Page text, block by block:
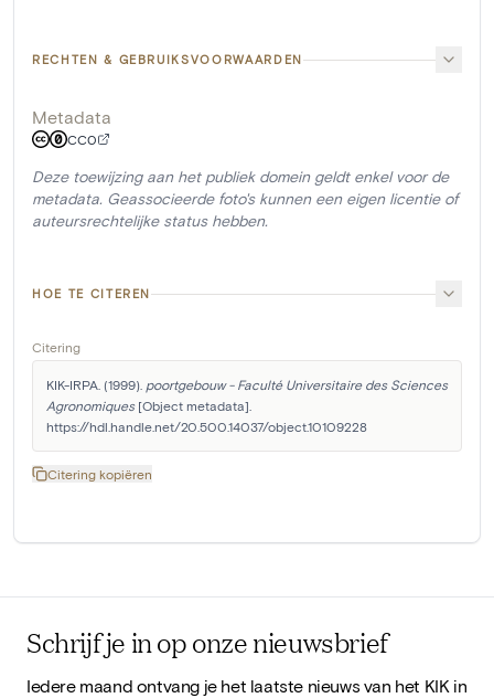
RECHTEN & GEBRUIKSVOORWAARDEN
Metadata
CC0
Deze toewijzing aan het publiek domein geldt enkel voor de
metadata. Geassocieerde foto's kunnen een eigen licentie of
auteursrechtelijke status hebben.
HOE TE CITEREN
Citering
KIK-IRPA. (1999). poortgebouw - Faculté Universitaire des Sciences
Agronomiques [Object metadata].
https://hdl.handle.net/20.500.14037/object.10109228
Citering kopiëren
Schrijf je in op onze nieuwsbrief
Iedere maand ontvang je het laatste nieuws van het KIK in